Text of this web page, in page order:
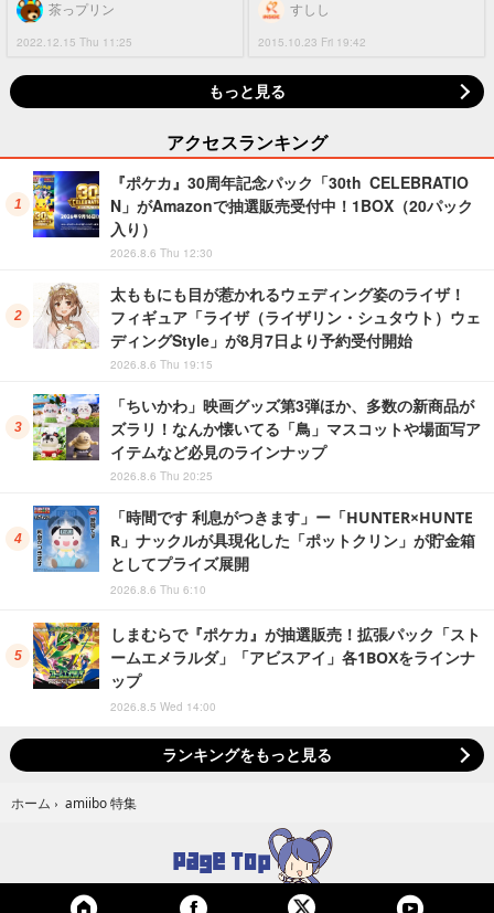
2022.12.15 Thu 11:25
茶っプリン
2015.10.23 Fri 19:42
すしし
もっと見る
アクセスランキング
『ポケカ』30周年記念パック「30th CELEBRATIO
N」がAmazonで抽選販売受付中！1BOX（20パック
入り）
2026.8.6 Thu 12:30
太ももにも目が惹かれるウェディング姿のライザ！
フィギュア「ライザ（ライザリン・シュタウト）ウェ
ディングStyle」が8月7日より予約受付開始
2026.8.6 Thu 19:15
「ちいかわ」映画グッズ第3弾ほか、多数の新商品が
ズラリ！なんか懐いてる「鳥」マスコットや場面写ア
イテムなど必見のラインナップ
2026.8.6 Thu 20:25
「時間です 利息がつきます」ー「HUNTER×HUNTE
R」ナックルが具現化した「ポットクリン」が貯金箱
としてプライズ展開
2026.8.6 Thu 6:10
しまむらで『ポケカ』が抽選販売！拡張パック「スト
ームエメラルダ」「アビスアイ」各1BOXをラインナ
ップ
2026.8.5 Wed 14:00
ランキングをもっと見る
ホーム › amiibo 特集